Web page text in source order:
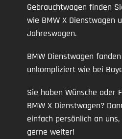
Gebrauchtwagen finden
wie BMW X Dienstwagen
Jahreswagen.
BMW Dienstwagen
unkompliziert wie bei
Sie haben Wünsche oder
BMW X Dienstwagen?
einfach persönlich an
gerne weiter!